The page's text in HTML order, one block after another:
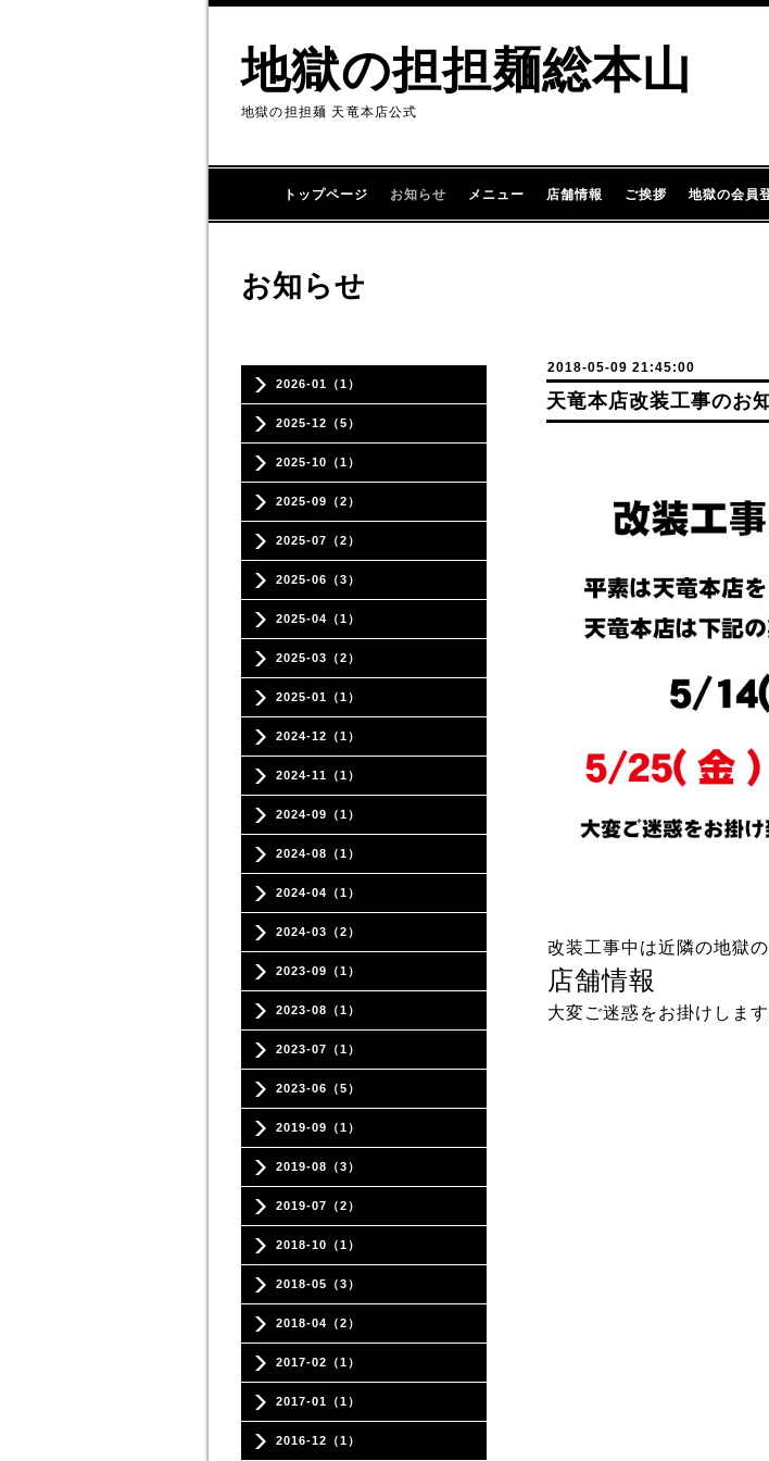
地獄の担担麺総本山
地獄の担担麺 天竜本店公式
トップページ お知らせ メニュー 店舗情報 ご挨拶 地獄の会員
2026-01（1）
2025-12（5）
2025-10（1）
2025-09（2）
2025-07（2）
2025-06（3）
2025-04（1）
2025-03（2）
2025-01（1）
2024-12（1）
2024-11（1）
2024-09（1）
2024-08（1）
2024-04（1）
2024-03（2）
2023-09（1）
2023-08（1）
2023-07（1）
2023-06（5）
2019-09（1）
2019-08（3）
2019-07（2）
2018-10（1）
2018-05（3）
2018-04（2）
2017-02（1）
2017-01（1）
2016-12（1）
お知らせ
2018-05-09 21:45:00
天竜本店改装工事のお
改装工事中は近隣の地獄
店舗情報
大変ご迷惑をお掛けしま
地獄の担